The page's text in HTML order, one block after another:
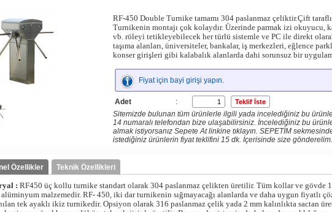
RF-450 Double Turnike tamamı 304 paslanmaz çeliktir.Çift
Turnikenin montajı çok kolaydır. Üzerinde parmak izi okuyucu,
vb. röleyi tetikleyebilecek her türlü sistemle ve PC ile direkt
taşıma alanları, üniversiteler, bankalar, iş merkezleri, eğlence
konser girişleri gibi kalabalık alanlarda dahi sorunsuz bir
Fiyat için bayi girişi yapın.
Adet
:
Sitemizde bulunan tüm ürünlerle ilgili yada incelediğiniz bu
14 numaralı telefondan bize ulaşabilirsiniz. İncelediğiniz bu
almak istiyorsanız Sepete At linkine tıklayın. SEPETİM
istediğiniz ürünlerin fiyat teklifini 15 dk. İçerisinde size gönderelim.
Özellikler Teknik Özellikleri
: RF450 üç kollu turnike standart olarak 304 paslanmaz çelikten üretilir. Tüm kollar ve gövde
alüminyum malzemedir. RF- 450, iki dar turnikenin sığmayacağı alanlarda ve daha uygun fiyatlı
tek ayaklı ikiz turnikedir. Opsiyon olarak 316 paslanmaz çelik yada 2 mm kalınlıkta sactan